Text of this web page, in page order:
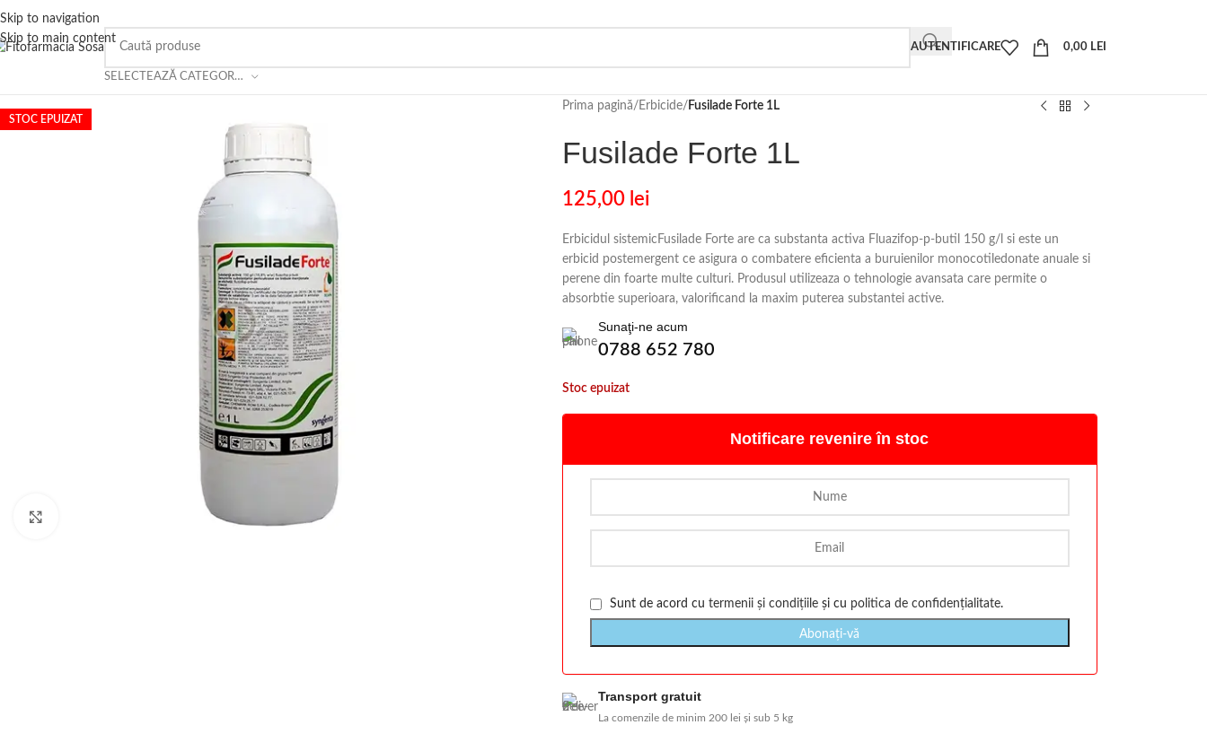
Skip to navigation
Skip to main content
SELECTEAZĂ CATEGORIA
AUTENTIFICARE 0,00 LEI
STOC EPUIZAT
Prima pagină/ Erbicide/ Fusilade Forte 1L
Fusilade Forte 1L
125,00 lei
Erbicidul sistemicFusilade Forte are ca substanta activa Fluazifop-p-butil 150 g/l si este un
erbicid postemergent ce asigura o combatere eficienta a buruienilor monocotiledonate anuale si
perene din foarte multe culturi. Produsul utilizeaza o tehnologie avansata care permite o
absorbtie superioara, valorificand la maxim puterea substantei active.
Sunaţi-ne acum
0788 652 780
Stoc epuizat
Notificare revenire în stoc
Sunt de acord cu termenii și condițiileși cu politica de confidențialitate.
Transport gratuit
La comenzile de minim 200 lei și sub 5 kg